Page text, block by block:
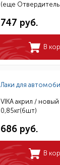
(еще Отвердитель
747 руб.
В
Лаки для
VIKA акрил /
0,85кг(6шт)
686 руб.
В